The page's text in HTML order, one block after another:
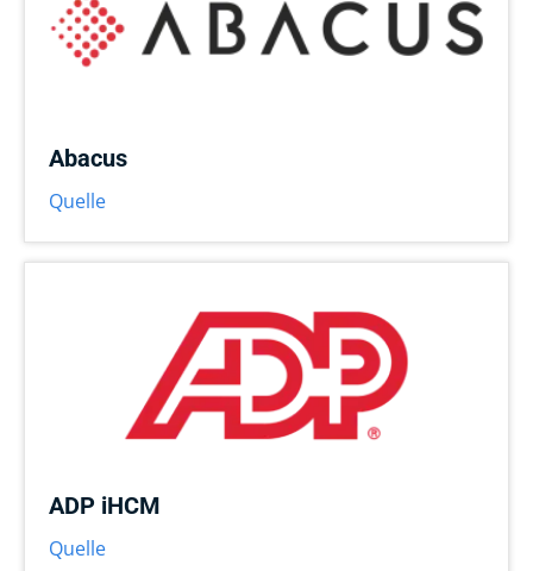
Abacus
Quelle
ADP iHCM
Quelle